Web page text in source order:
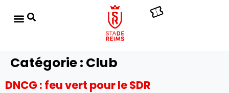
Catégorie : Club
DNCG : feu vert pour le SDR